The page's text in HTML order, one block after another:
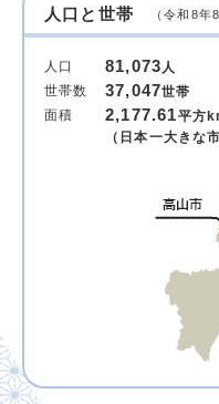
人口と世帯 （令和8年
人口 81,073人
世帯数
37,047世帯
面積
2,177.61平方
（日本一大きな市